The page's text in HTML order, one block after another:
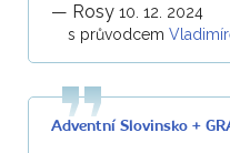
— Rosy 10. 12. 2024
s průvodcem
Adventní Slovinsko +